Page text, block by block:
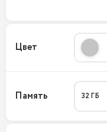
Цвет
Память 32 ГБ